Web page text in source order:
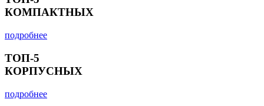
КОМПАКТНЫХ
подробнее
ТОП-5
КОРПУСНЫХ
подробнее